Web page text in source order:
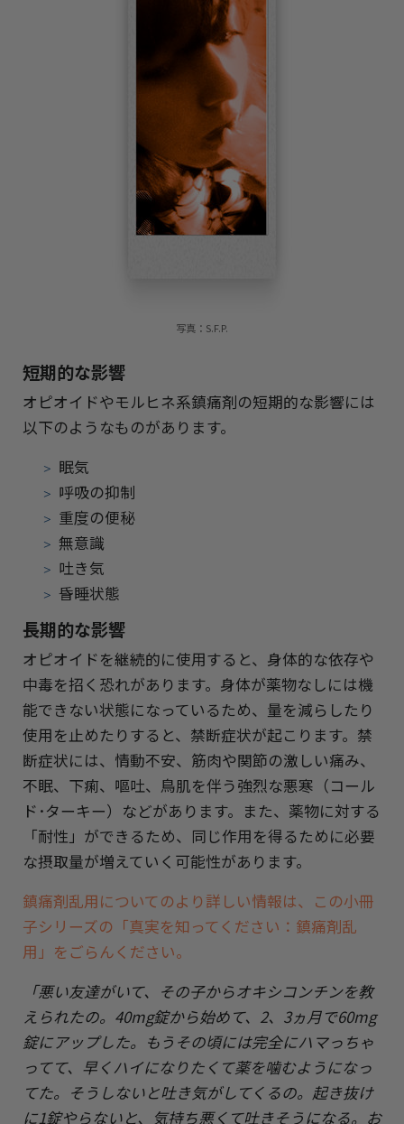
写真：S.F.P.
短期的な影響
オピオイドやモルヒネ系鎮痛剤の短期的な影響には
以下のようなものがあります。
眠気
呼吸の抑制
重度の便秘
無意識
吐き気
昏睡状態
長期的な影響
オピオイドを継続的に使用すると、身体的な依存や
中毒を招く恐れがあります。身体が薬物なしには機
能できない状態になっているため、量を減らしたり
使用を止めたりすると、禁断症状が起こります。禁
断症状には、情動不安、筋肉や関節の激しい痛み、
不眠、下痢、嘔吐、鳥肌を伴う強烈な悪寒（コール
ド･ターキー）などがあります。また、薬物に対する
「耐性」ができるため、同じ作用を得るために必要
な摂取量が増えていく可能性があります。
鎮痛剤乱用についてのより詳しい情報は、この小冊
子シリーズの「真実を知ってください：鎮痛剤乱
用」をごらんください。
「悪い友達がいて、その子からオキシコンチンを教
えられたの。40mg錠から始めて、2、3ヵ月で60mg
錠にアップした。 もうその頃には完全にハマっちゃ
ってて、早くハイになりたくて薬を噛むようになっ
てた。そうしないと吐き気がしてくるの。 起き抜け
に1錠やらないと、気持ち悪くて吐きそうになる。お